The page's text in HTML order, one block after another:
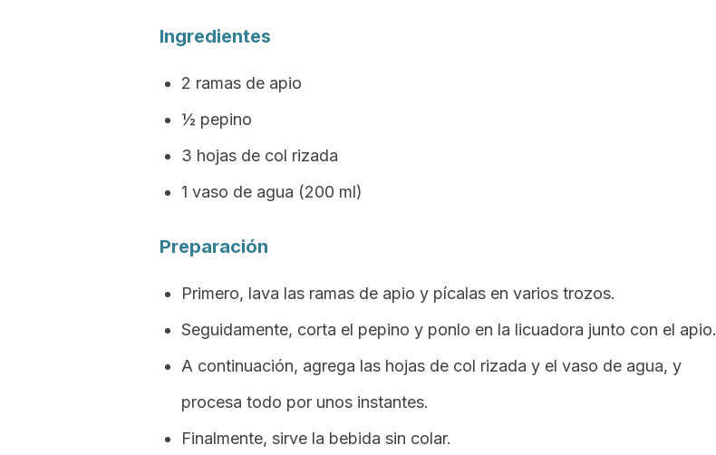
Ingredientes
2 ramas de apio
½ pepino
3 hojas de col rizada
1 vaso de agua (200 ml)
Preparación
Primero, lava las ramas de apio y pícalas en varios trozos.
Seguidamente, corta el pepino y ponlo en la licuadora junto con el apio.
A continuación, agrega las hojas de col rizada y el vaso de agua, y
procesa todo por unos instantes.
Finalmente, sirve la bebida sin colar.